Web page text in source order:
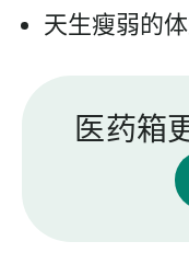
天生瘦弱的
医药箱